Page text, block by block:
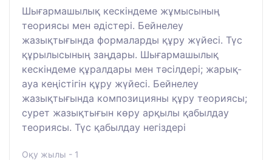
Шығармашылық кескіндеме жұмысының
теориясы мен әдістері. Бейнелеу
жазықтығында формаларды құру жүйесі. Түс
құрылысының заңдары. Шығармашылық
кескіндеме құралдары мен тәсілдері; жарық-
ауа кеңістігін құру жүйесі. Бейнелеу
жазықтығында композицияны құру теориясы;
сурет жазықтығын көру арқылы қабылдау
теориясы. Түс қабылдау негіздері
Оқу жылы - 1